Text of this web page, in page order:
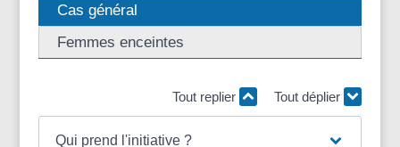
Cas général
Femmes enceintes
Tout replier Tout déplier
Qui prend l'initiative ?